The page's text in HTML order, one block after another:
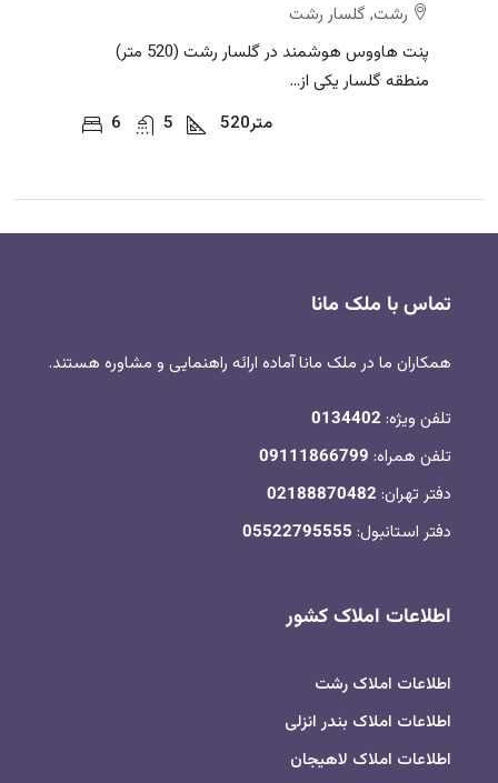
رشت, گلسار رشت
پنت هاووس هوشمند در گلسار رشت (520 متر)
منطقه گلسار یکی از...
6
5 520متر
تماس با ملک مانا
همکاران ما در ملک مانا آماده ارائه راهنمایی و مشاوره هستند.
تلفن ویژه: 0134402
تلفن همراه: 09111866799
دفتر تهران: 02188870482
دفتر استانبول: 05522795555
اطلاعات املاک کشور
اطلاعات املاک رشت
اطلاعات املاک بندر انزلی
اطلاعات املاک لاهیجان